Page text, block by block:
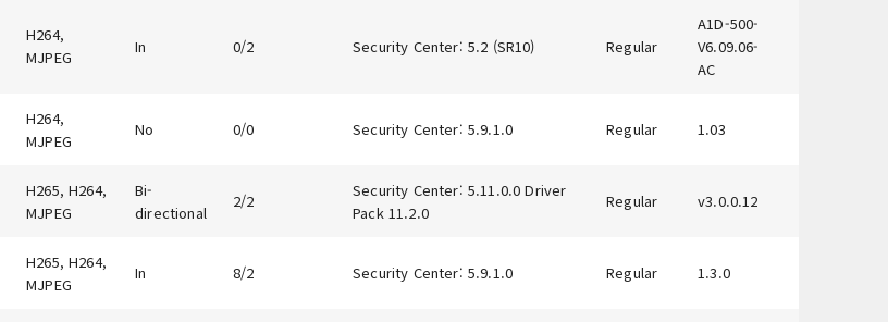
H264,
MJPEG
In 0/2 Security Center: 5.2 (SR10) Regular
A1D-500-
V6.09.06-
AC
H264,
MJPEG
No 0/0 Security Center: 5.9.1.0 Regular 1.03
H265, H264,
MJPEG
Bi-
directional
2/2
Security Center: 5.11.0.0 Driver
Pack 11.2.0
Regular v3.0.0.12
H265, H264,
MJPEG
In 8/2 Security Center: 5.9.1.0 Regular 1.3.0